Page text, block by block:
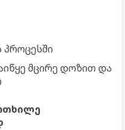
მცირე დოზით და